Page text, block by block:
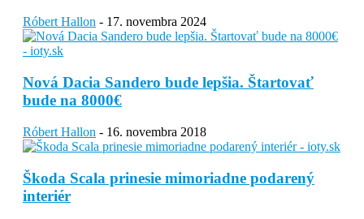
Róbert Hallon - 17. novembra 2024
Nová Dacia Sandero bude lepšia. Štartovať
bude na 8000€
Róbert Hallon - 16. novembra 2018
Škoda Scala prinesie mimoriadne podarený
interiér